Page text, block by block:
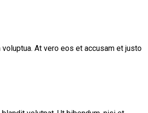
At vero eos et accusam et justo